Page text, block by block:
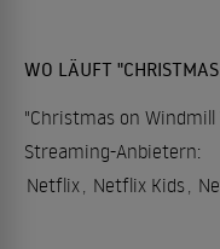
WO LÄUFT
"Christmas on
Streaming-Anbietern:
Netflix Netflix Kids